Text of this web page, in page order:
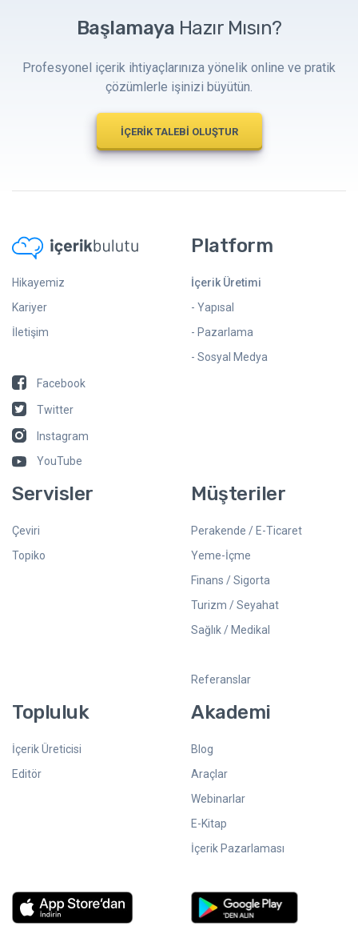
Başlamaya Hazır Mısın?
Profesyonel içerik ihtiyaçlarınıza yönelik online ve pratik
çözümlerle işinizi büyütün.
İÇERİK TALEBİ OLUŞTUR
Hikayemiz
Kariyer
İletişim
Facebook
Twitter
Instagram
YouTube
Platform
İçerik Üretimi
- Yapısal
- Pazarlama
- Sosyal Medya
Servisler
Çeviri
Topiko
Müşteriler
Perakende / E-Ticaret
Yeme-İçme
Finans / Sigorta
Turizm / Seyahat
Sağlık / Medikal
Referanslar
Topluluk
İçerik Üreticisi
Editör
Akademi
Blog
Araçlar
Webinarlar
E-Kitap
İçerik Pazarlaması